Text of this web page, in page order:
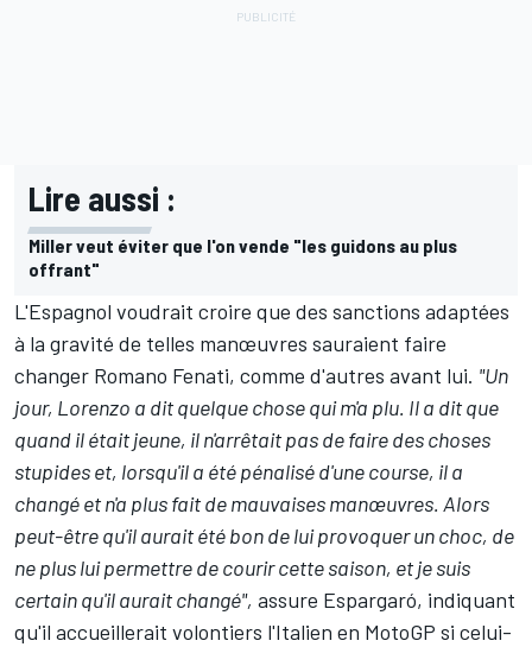
Lire aussi :
Miller veut éviter que l'on vende "les guidons au plus
offrant"
L'Espagnol voudrait croire que des sanctions adaptées
à la gravité de telles manœuvres sauraient faire
changer Romano Fenati, comme d'autres avant lui. "Un
jour, Lorenzo a dit quelque chose qui m'a plu. Il a dit que
quand il était jeune, il n'arrêtait pas de faire des choses
stupides et, lorsqu'il a été pénalisé d'une course, il a
changé et n'a plus fait de mauvaises manœuvres. Alors
peut-être qu'il aurait été bon de lui provoquer un choc, de
ne plus lui permettre de courir cette saison, et je suis
certain qu'il aurait changé", assure Espargaró, indiquant
qu'il accueillerait volontiers l'Italien en MotoGP si celui-